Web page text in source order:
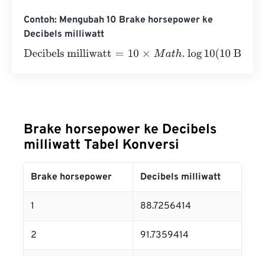
Contoh: Mengubah 10 Brake horsepower ke
Decibels milliwatt
Decibels milliwatt=10 ×M ath .log10(10 Brake horsepower
Brake horsepower ke Decibels
milliwatt Tabel Konversi
Brake horsepower Decibels milliwatt
1 88.7256414
2 91.7359414